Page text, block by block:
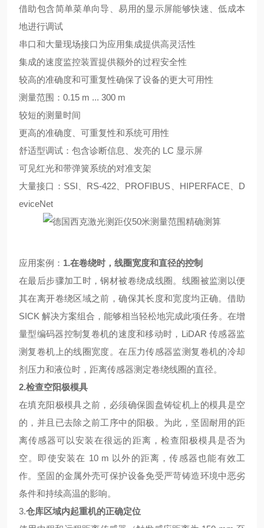
借助包含简单菜单向导、易用的显示屏能够快速、低成本
地进行调试
串口和大量现场接口为应用集成提供高灵活性
集成的速度监控装置提供额外的过程安全性
较高的准确度和可重复性确保了设备的更大可用性
测量范围： 0.15 m ... 300 m
较短的测量时间
更高的准确度、可重复性和系统可用性
舒适型调试：包含诊断信息、发亮的 LC 显示屏
可见红光和带弹簧系统的对准支架
大量接口： SSI、RS-422、PROFIBUS、HIPERFACE、D
eviceNet
应用案例： 1.在卷绕时，线圈宽度和直径的控制
在最后步骤加工时，钢材被卷绕成线圈。线圈被监测以便
其在离开卷绕区域之前，确保其长度和宽度均正确。借助
SICK 解决方案组合，能够相当轻松地完成此项任务。在增
量型编码器控制复卷机的速度和移动时，LiDAR 传感器监
测复卷机上的线圈宽度。在压力传感器监测复卷机的冷却
剂压力和液位时，距离传感器测定卷绕线圈的直径。
2.检查空阳极模具
在填充阳极模具之前，必须确保圆盘铸锭机上的模具是空
的，并且已去除之前工序中的阳极。为此，坚固耐用的距
离传感器可以安装在很远的距离，检查阳极模具是否为
空。即使安装在 10 m 以外的距离，传感器也能有效工
作。坚固的金属外壳可保护设备免受严苛铸造环境中恶劣
条件和持续高温的影响。
3.仓库区域内起重机的正确定位